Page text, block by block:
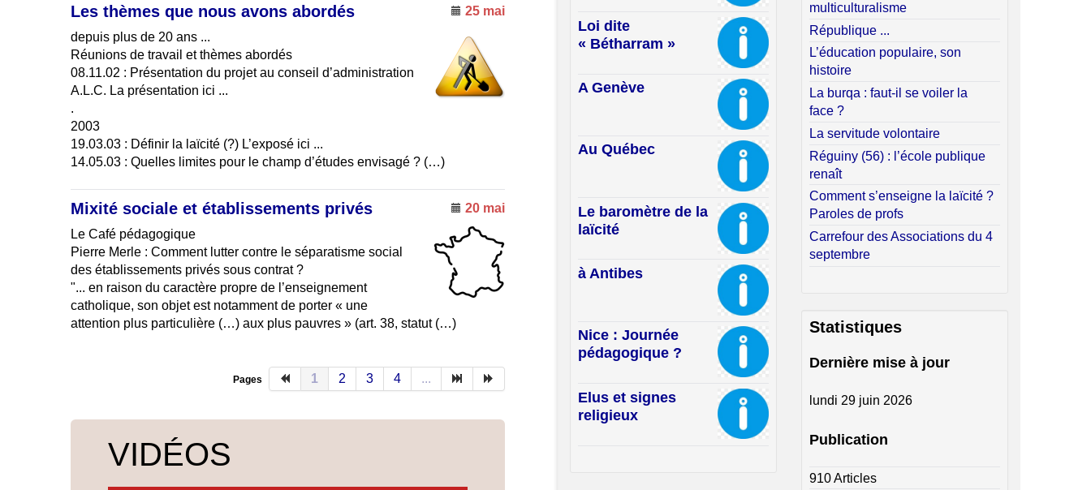
25 mai
Les thèmes que nous avons abordés
depuis plus de 20 ans ...
Réunions de travail et thèmes abordés
08.11.02 : Présentation du projet au conseil d’administration
A.L.C. La présentation ici ...
.
2003
19.03.03 : Définir la laïcité (?) L’exposé ici ...
14.05.03 : Quelles limites pour le champ d’études envisagé ? (…)
20 mai
Mixité sociale et établissements privés
Le Café pédagogique
Pierre Merle : Comment lutter contre le séparatisme social
des établissements privés sous contrat ?
"... en raison du caractère propre de l’enseignement
catholique, son objet est notamment de porter « une
attention plus particulière (…) aux plus pauvres » (art. 38, statut (…)
Pages 1 2 3 4 ...
VIDÉOS
Loi dite
« Bétharram »
A Genève
Au Québec
Le baromètre de la
laïcité
à Antibes
Nice : Journée
pédagogique ?
Elus et signes
religieux
multiculturalisme
République ...
L’éducation populaire, son
histoire
La burqa : faut-il se voiler la
face ?
La servitude volontaire
Réguiny (56) : l’école publique
renaît
Comment s’enseigne la laïcité ?
Paroles de profs
Carrefour des Associations du 4
septembre
Statistiques
Dernière mise à jour
lundi 29 juin 2026
Publication
910 Articles